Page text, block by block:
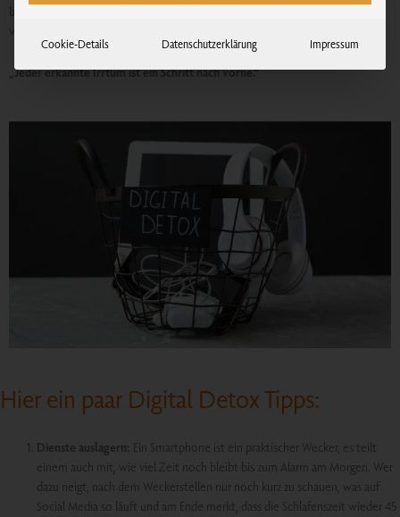
„Jeder erkannte Irrtum ist ein Schritt nach vorne.“
Hier ein paar Digital Detox Tipps:
Dienste auslagern: Ein Smartphone ist ein praktischer Wecker, es teilt
einem auch mit, wie viel Zeit noch bleibt bis zum Alarm am Morgen. Wer
dazu neigt, nach dem Weckerstellen nur noch kurz zu schauen, was auf
Social Media so läuft und am Ende merkt, dass die Schlafenszeit wieder 45
Cookie-Details Datenschutzerklärung Impressum